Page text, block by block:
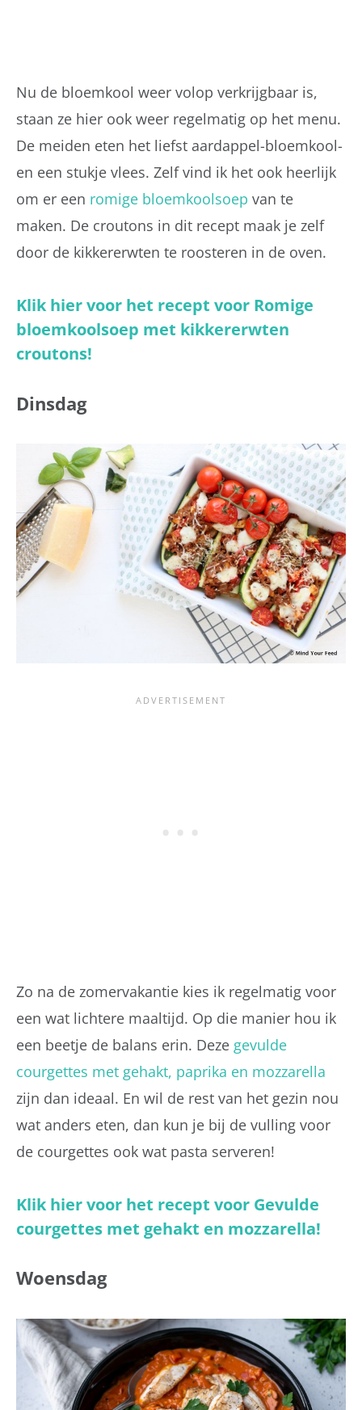
Nu de bloemkool weer volop verkrijgbaar is,
staan ze hier ook weer regelmatig op het menu.
De meiden eten het liefst aardappel-bloemkool-
en een stukje vlees. Zelf vind ik het ook heerlijk
om er een romige bloemkoolsoep van te
maken. De croutons in dit recept maak je zelf
door de kikkererwten te roosteren in de oven.
Klik hier voor het recept voor Romige
bloemkoolsoep met kikkererwten
croutons!
Dinsdag
Zo na de zomervakantie kies ik regelmatig voor
een wat lichtere maaltijd. Op die manier hou ik
een beetje de balans erin. Deze gevulde
courgettes met gehakt, paprika en mozzarella
zijn dan ideaal. En wil de rest van het gezin nou
wat anders eten, dan kun je bij de vulling voor
de courgettes ook wat pasta serveren!
Klik hier voor het recept voor Gevulde
courgettes met gehakt en mozzarella!
Woensdag